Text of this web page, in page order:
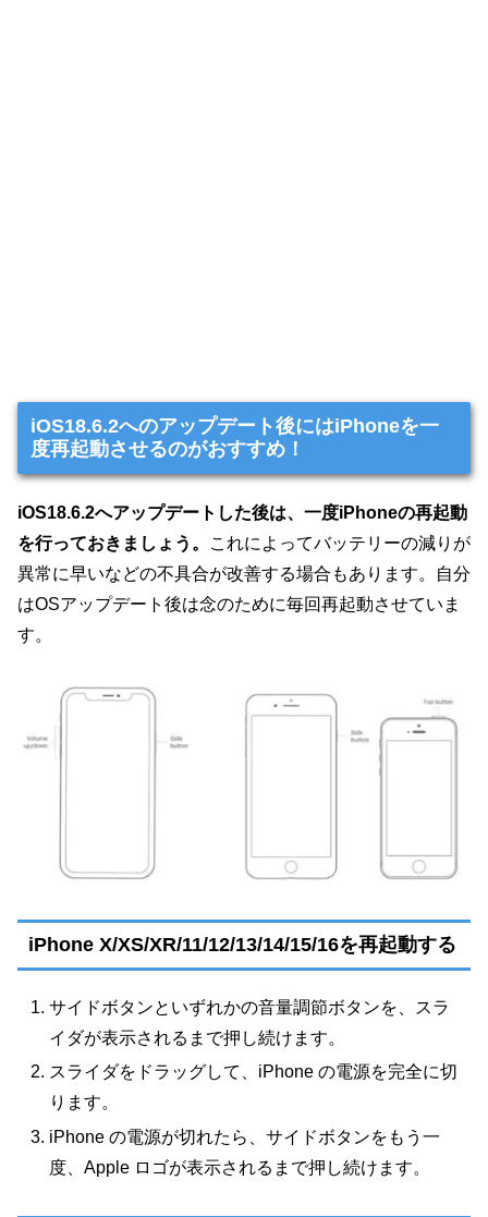
iOS18.6.2へのアップデート後にはiPhoneを一
度再起動させるのがおすすめ！
iOS18.6.2へアップデートした後は、一度iPhoneの再起動
を行っておきましょう。
これによってバッテリーの減りが
異常に早いなどの不具合が改善する場合もあります。自分
はOSアップデート後は念のために毎回再起動させていま
す。
iPhone X/XS/XR/11/12/13/14/15/16を再起動する
サイドボタンといずれかの音量調節ボタンを、スラ
イダが表示されるまで押し続けます。
スライダをドラッグして、iPhone の電源を完全に切
ります。
iPhone の電源が切れたら、サイドボタンをもう一
度、Apple ロゴが表示されるまで押し続けます。